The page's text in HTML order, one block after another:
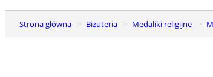
Strona główna Biżuteria Medaliki religijne